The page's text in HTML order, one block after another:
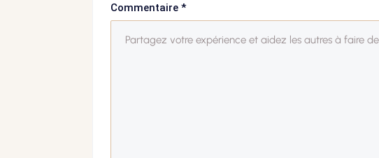
Commentaire *